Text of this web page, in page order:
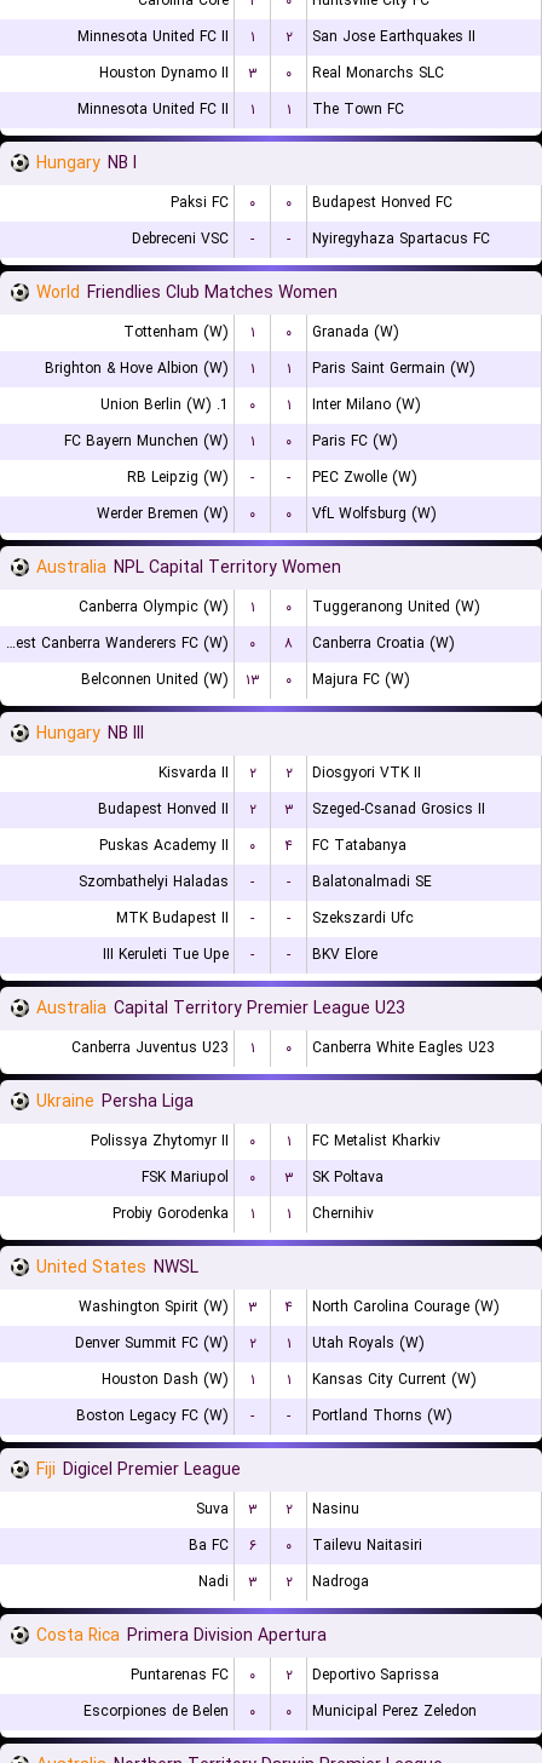
Minnesota United FC II
۱ ۲
San Jose Earthquakes II
Houston Dynamo II
۳ ۰
Real Monarchs SLC
Minnesota United FC II
۱ ۱ The Town FC
Hungary NB I
Paksi FC ۰ ۰
Budapest Honved FC
Debreceni VSC
- - Nyiregyhaza Spartacus FC
World Friendlies Club Matches Women
Tottenham (W) ۱ ۰
Granada (W)
Brighton & Hove Albion (W)
۱ ۱
Paris Saint Germain (W)
1. Union Berlin (W)
۰ ۱
Inter Milano (W)
FC Bayern Munchen (W)
۱ ۰
Paris FC (W)
RB Leipzig (W)
- -
PEC Zwolle (W)
Werder Bremen (W)
۰ ۰ VfL Wolfsburg (W)
Australia NPL Capital Territory Women
Canberra Olympic (W) ۱ ۰
Tuggeranong United (W)
West Canberra Wanderers FC (W)
۰ ۸
Canberra Croatia (W)
Belconnen United (W)
۱۳ ۰ Majura FC (W)
Hungary NB III
Kisvarda II ۲ ۲
Diosgyori VTK II
Budapest Honved II
۲ ۳
Szeged-Csanad Grosics II
Puskas Academy II
۰ ۴
FC Tatabanya
Szombathelyi Haladas
- -
Balatonalmadi SE
MTK Budapest II
- -
Szekszardi Ufc
III Keruleti Tue Upe
- - BKV Elore
Australia Capital Territory Premier League U23
Canberra Juventus U23 ۱ ۰ Canberra White Eagles U23
Ukraine Persha Liga
Polissya Zhytomyr II ۰ ۱
FC Metalist Kharkiv
FSK Mariupol
۰ ۳
SK Poltava
Probiy Gorodenka
۱ ۱ Chernihiv
United States NWSL
Washington Spirit (W) ۳ ۴
North Carolina Courage (W)
Denver Summit FC (W)
۲ ۱
Utah Royals (W)
Houston Dash (W)
۱ ۱
Kansas City Current (W)
Boston Legacy FC (W)
- - Portland Thorns (W)
Fiji Digicel Premier League
Suva ۳ ۲
Nasinu
Ba FC
۶ ۰
Tailevu Naitasiri
Nadi
۳ ۲ Nadroga
Costa Rica Primera Division Apertura
Puntarenas FC ۰ ۲
Deportivo Saprissa
Escorpiones de Belen
۰ ۰ Municipal Perez Zeledon